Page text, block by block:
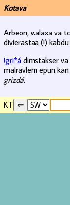
Kotava
Arbeon, walaxa va
divierastaa (!)
!gri*á dimstakser
malravlem epun
grizdá.
KT